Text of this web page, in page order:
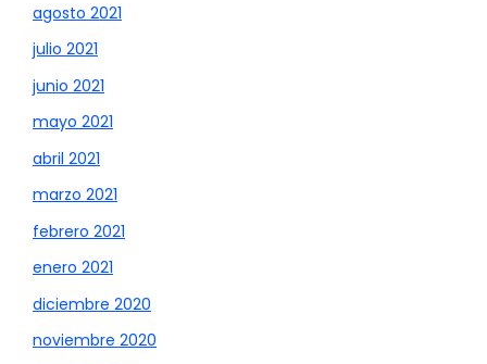
agosto 2021
julio 2021
junio 2021
mayo 2021
abril 2021
marzo 2021
febrero 2021
enero 2021
diciembre 2020
noviembre 2020